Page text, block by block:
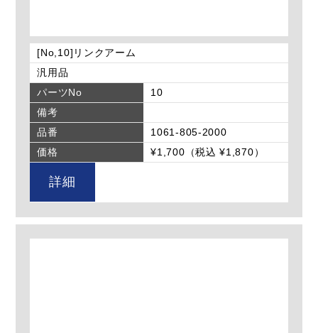
[No,10]リンクアーム
汎用品
パーツNo
10
備考
品番
1061-805-2000
価格
¥1,700（税込 ¥1,870）
詳細